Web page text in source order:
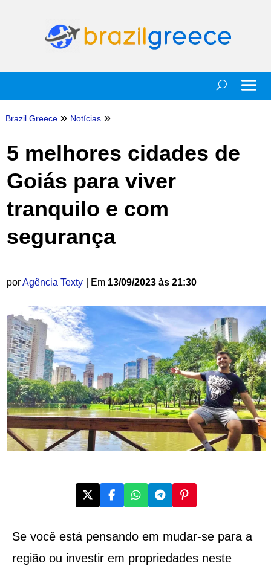
Brazil Greece » Notícias »
5 melhores cidades de
Goiás para viver
tranquilo e com
segurança
porAgência Texty | Em 13/09/2023 às 21:30
Se você está pensando em mudar-se para a
região ou investir em propriedades neste